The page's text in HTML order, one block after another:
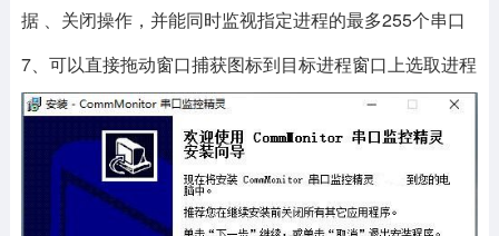
据 、关闭操作，并能同时监视指定进程的最多255个串口
7、可以直接拖动窗口捕获图标到目标进程窗口上选取进程